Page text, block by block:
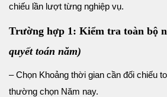
chiếu lần lượt từng nghiệp vụ.
Trường hợp 1: Kiểm tra toàn bộ
quyết toán năm)
– Chọn Khoảng thời gian cần đối chiếu
thường chọn Năm nay.